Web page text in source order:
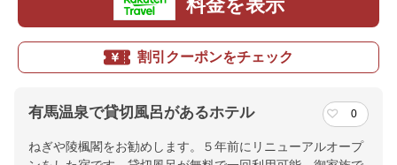
料金を表示
割引クーポンをチェック
有馬温泉で貸切風呂があるホテル 0
ねぎや陵楓閣をお勧めします。５年前にリニューアルオープ